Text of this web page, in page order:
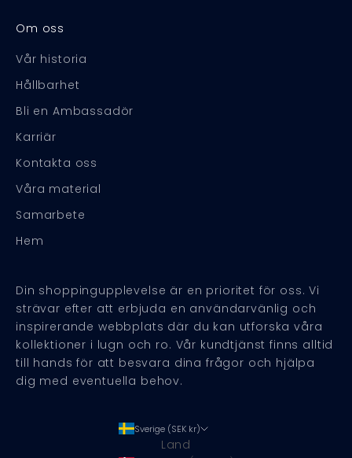
Om oss
Vår historia
Hållbarhet
Bli en Ambassadör
Karriär
Kontakta oss
Våra material
Samarbete
Hem
Din shoppingupplevelse är en prioritet för oss. Vi
strävar efter att erbjuda en användarvänlig och
inspirerande webbplats där du kan utforska våra
kollektioner i lugn och ro. Vår kundtjänst finns alltid
till hands för att besvara dina frågor och hjälpa
dig med eventuella behov.
Sverige (SEK kr)
Land